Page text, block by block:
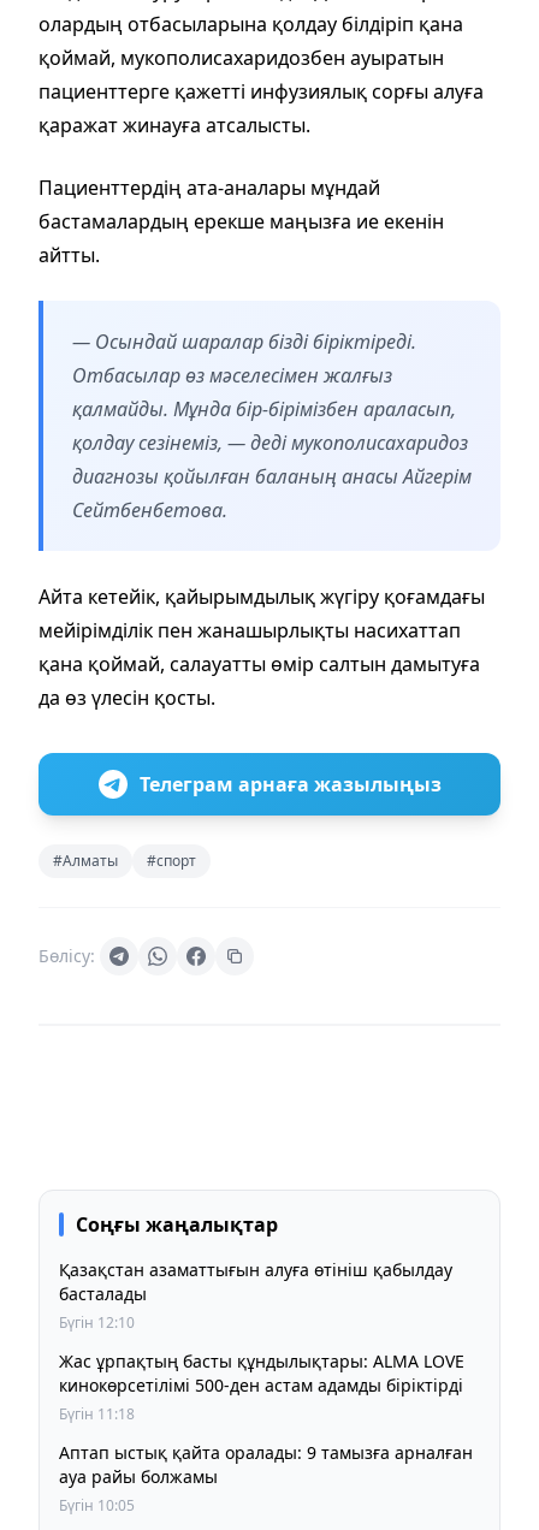
олардың отбасыларына қолдау білдіріп қана
қоймай, мукополисахаридозбен ауыратын
пациенттерге қажетті инфузиялық сорғы алуға
қаражат жинауға атсалысты.
Пациенттердің ата-аналары мұндай
бастамалардың ерекше маңызға ие екенін
айтты.
— Осындай шаралар бізді біріктіреді.
Отбасылар өз мәселесімен жалғыз
қалмайды. Мұнда бір-бірімізбен араласып,
қолдау сезінеміз, — деді мукополисахаридоз
диагнозы қойылған баланың анасы Айгерім
Сейтбенбетова.
Айта кетейік, қайырымдылық жүгіру қоғамдағы
мейірімділік пен жанашырлықты насихаттап
қана қоймай, салауатты өмір салтын дамытуға
да өз үлесін қосты.
Телеграм арнаға жазылыңыз
#Алматы #спорт
Бөлісу:
Соңғы жаңалықтар
Қазақстан азаматтығын алуға өтініш қабылдау
басталады
Бүгін 12:10
Жас ұрпақтың басты құндылықтары: ALMA LOVE
кинокөрсетілімі 500-ден астам адамды біріктірді
Бүгін 11:18
Аптап ыстық қайта оралады: 9 тамызға арналған
ауа райы болжамы
Бүгін 10:05